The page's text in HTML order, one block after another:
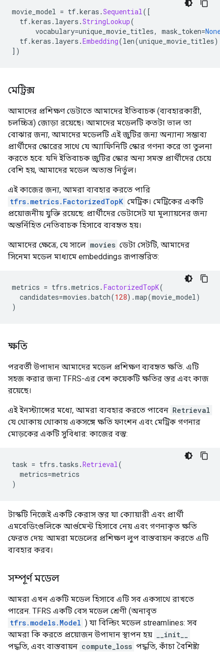
movie_model = tf.keras .Sequential([
tf.keras . layers .StringLookup(
vocabulary=unique_movie_titles, mask_token=
tf.keras . layers .Embedding(len(unique_movie_titles)
])
মেট্রিক্স
আমাদের প্রশিক্ষণ ডেটাতে আমাদের ইতিবাচক (ব্যবহারকারী,
চলচ্চিত্র) জোড়া রয়েছে। আমাদের মডেলটি কতটা ভাল তা
বোঝার জন্য, আমাদের মডেলটি এই জুটির জন্য অন্যান্য সম্ভাব্য
প্রার্থীদের স্কোরের সাথে যে অ্যাফিনিটি স্কোর গণনা করে তা তুলনা
করতে হবে: যদি ইতিবাচক জুটির স্কোর অন্য সমস্ত প্রার্থীদের চেয়ে
বেশি হয়, আমাদের মডেল অত্যন্ত নির্ভুল।
এই কাজের জন্য, আমরা ব্যবহার করতে পারি
tfrs.metrics.FactorizedTopK মেট্রিক। মেট্রিকের একটি
প্রয়োজনীয় যুক্তি রয়েছে: প্রার্থীদের ডেটাসেট যা মূল্যায়নের জন্য
অন্তর্নিহিত নেতিবাচক হিসাবে ব্যবহৃত হয়।
আমাদের ক্ষেত্রে, যে সালে movies ডেটা সেটটি, আমাদের
সিনেমা মডেল মাধ্যমে embeddings রূপান্তরিত:
metrics = tfrs .metrics . FactorizedTopK(
candidates=movies .batch(128).map(movie_model)
)
ক্ষতি
পরবর্তী উপাদান আমাদের মডেল প্রশিক্ষণ ব্যবহৃত ক্ষতি. এটি
সহজ করার জন্য TFRS-এর বেশ কয়েকটি ক্ষতির স্তর এবং কাজ
রয়েছে।
এই ইনস্ট্যান্সের মধ্যে, আমরা ব্যবহার করতে পাবেন Retrieval
যে থোকায় থোকায় একসঙ্গে ক্ষতি ফাংশন এবং মেট্রিক গণনার
মোড়কের একটি সুবিধার: কাজের বস্তু:
task = tfrs . tasks .Retrieval(
metrics=metrics
)
টাস্কটি নিজেই একটি কেরাস স্তর যা ক্যোয়ারী এবং প্রার্থী
এমবেডিংগুলিকে আর্গুমেন্ট হিসাবে নেয় এবং গণনাকৃত ক্ষতি
ফেরত দেয়: আমরা মডেলের প্রশিক্ষণ লুপ বাস্তবায়ন করতে এটি
ব্যবহার করব।
সম্পূর্ণ মডেল
আমরা এখন একটি মডেল হিসাবে এটি সব একসাথে রাখতে
পারেন. TFRS একটি বেস মডেল শ্রেণী (অনাবৃত
tfrs.models.Model ) যা বিল্ডিং মডেল streamlines: সব
আমরা কি করতে প্রয়োজন উপাদান স্থাপন হয়
__init__
পদ্ধতি, এবং বাস্তবায়ন compute_loss পদ্ধতি, কাঁচা বৈশিষ্ট্য